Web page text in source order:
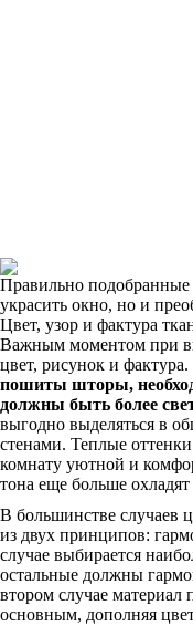
Правильно
украсить окно, но и
Цвет, узор и фактура
Важным моментом при
цвет, рисунок и фактура.
пошиты шторы,
должны быть более
выгодно выделяться в
стенами. Теплые
комнату уютной и
тона еще больше
В большинстве случаев
из двух принципов:
случае выбирается
остальные должны
втором случае материал
основным, дополняя